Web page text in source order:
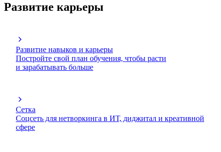
Развитие карьеры
Развитие навыков и карьеры
Постройте свой план обучения, чтобы расти
и зарабатывать больше
Сетка
Соцсеть для нетворкинга в ИТ, диджитал и креативной
сфере